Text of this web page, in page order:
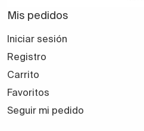
Mis pedidos
Iniciar sesión
Registro
Carrito
Favoritos
Seguir mi pedido